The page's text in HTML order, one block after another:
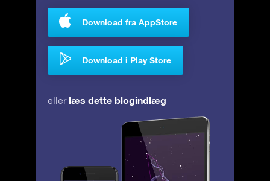
Download fra AppStore
Download i Play Store
eller læs dette blogindlæg